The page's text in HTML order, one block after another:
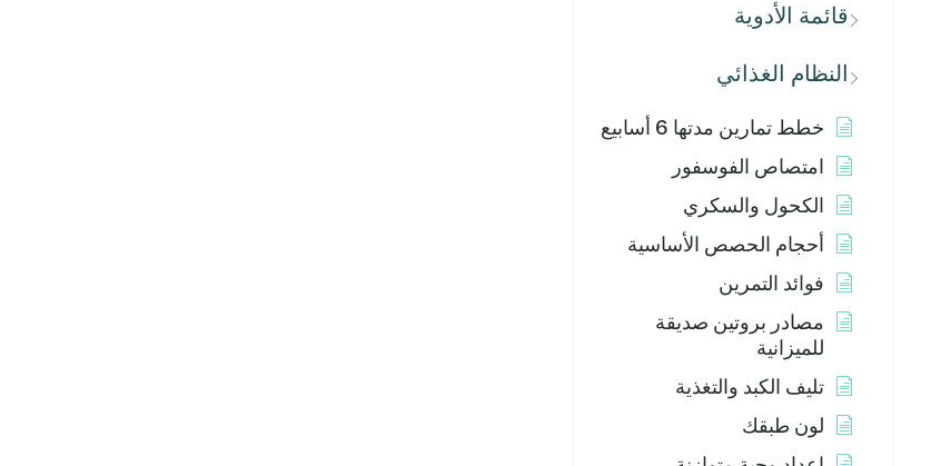
قائمة الأدوية
النظام الغذائي
خطط تمارين مدتها 6 أسابيع
امتصاص الفوسفور
الكحول والسكري
أحجام الحصص الأساسية
فوائد التمرين
مصادر بروتين صديقة
للميزانية
تليف الكبد والتغذية
لون طبقك